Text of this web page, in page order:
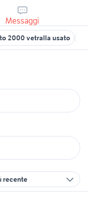
Messaggi
2000 vetralla usato
recente